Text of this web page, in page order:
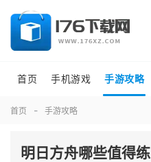
首页 手机游戏 手游攻略
首页 手游攻略
明日方舟哪些值得